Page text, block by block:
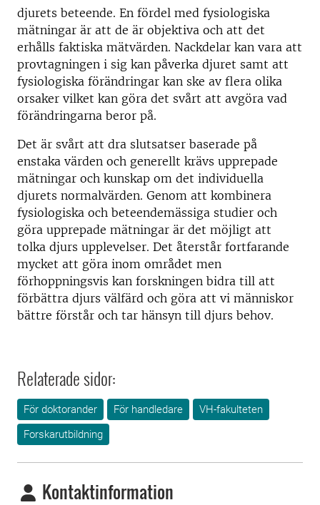
djurets beteende. En fördel med fysiologiska
mätningar är att de är objektiva och att det
erhålls faktiska mätvärden. Nackdelar kan vara att
provtagningen i sig kan påverka djuret samt att
fysiologiska förändringar kan ske av flera olika
orsaker vilket kan göra det svårt att avgöra vad
förändringarna beror på.
Det är svårt att dra slutsatser baserade på
enstaka värden och generellt krävs upprepade
mätningar och kunskap om det individuella
djurets normalvärden. Genom att kombinera
fysiologiska och beteendemässiga studier och
göra upprepade mätningar är det möjligt att
tolka djurs upplevelser. Det återstår fortfarande
mycket att göra inom området men
förhoppningsvis kan forskningen bidra till att
förbättra djurs välfärd och göra att vi människor
bättre förstår och tar hänsyn till djurs behov.
Relaterade sidor:
För doktorander För handledare
VH-fakulteten
Forskarutbildning
Kontaktinformation